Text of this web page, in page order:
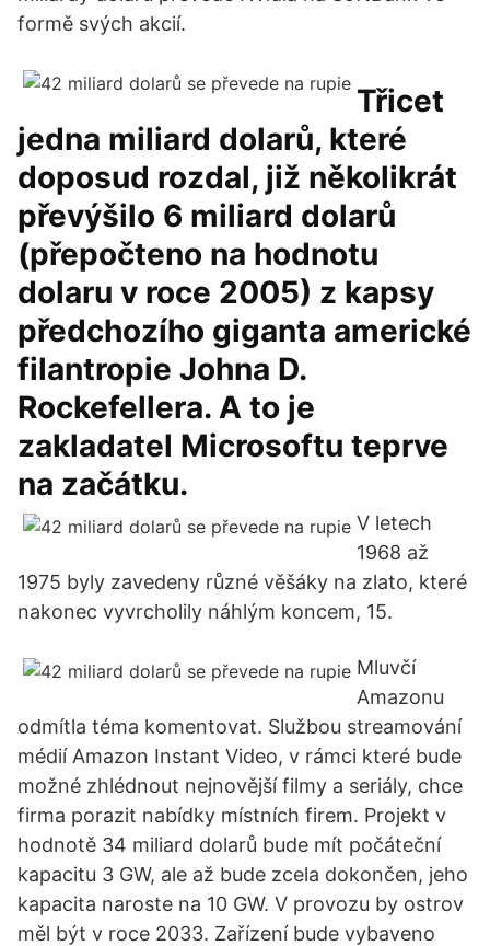
formě svých akcií.
Třicet
jedna miliard dolarů, které
doposud rozdal, již několikrát
převýšilo 6 miliard dolarů
(přepočteno na hodnotu
dolaru v roce 2005) z kapsy
předchozího giganta americké
filantropie Johna D.
Rockefellera. A to je
zakladatel Microsoftu teprve
na začátku.
V letech
1968 až
1975 byly zavedeny různé věšáky na zlato, které
nakonec vyvrcholily náhlým koncem, 15.
Mluvčí
Amazonu
odmítla téma komentovat. Službou streamování
médií Amazon Instant Video, v rámci které bude
možné zhlédnout nejnovější filmy a seriály, chce
firma porazit nabídky místních firem. Projekt v
hodnotě 34 miliard dolarů bude mít počáteční
kapacitu 3 GW, ale až bude zcela dokončen, jeho
kapacita naroste na 10 GW. V provozu by ostrov
měl být v roce 2033. Zařízení bude vybaveno